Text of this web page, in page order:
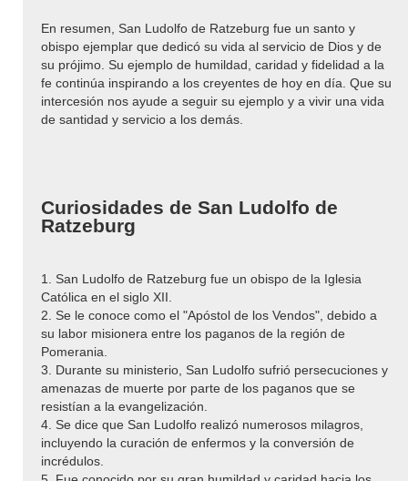
En resumen, San Ludolfo de Ratzeburg fue un santo y
obispo ejemplar que dedicó su vida al servicio de Dios y de
su prójimo. Su ejemplo de humildad, caridad y fidelidad a la
fe continúa inspirando a los creyentes de hoy en día. Que su
intercesión nos ayude a seguir su ejemplo y a vivir una vida
de santidad y servicio a los demás.
Curiosidades de San Ludolfo de
Ratzeburg
1. San Ludolfo de Ratzeburg fue un obispo de la Iglesia
Católica en el siglo XII.
2. Se le conoce como el "Apóstol de los Vendos", debido a
su labor misionera entre los paganos de la región de
Pomerania.
3. Durante su ministerio, San Ludolfo sufrió persecuciones y
amenazas de muerte por parte de los paganos que se
resistían a la evangelización.
4. Se dice que San Ludolfo realizó numerosos milagros,
incluyendo la curación de enfermos y la conversión de
incrédulos.